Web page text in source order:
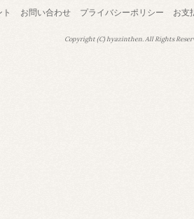
お問い合わせ プライバシーポリシー お支
Copyright (C) hyazinthen. All Rights